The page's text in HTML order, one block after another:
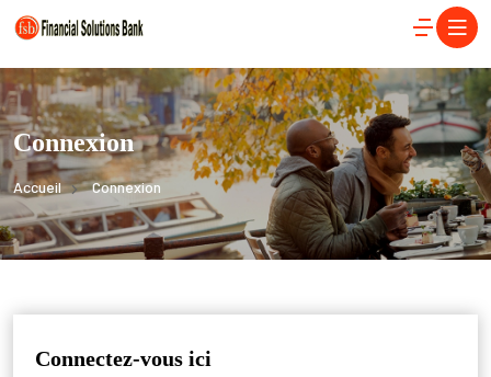
Connexion
Accueil Connexion
Connectez-vous ici